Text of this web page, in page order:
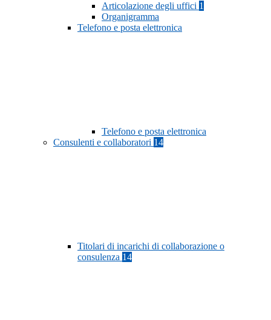
Articolazione degli uffici 1
Organigramma
Telefono e posta elettronica
Telefono e posta elettronica
Consulenti e collaboratori 14
Titolari di incarichi di collaborazione o
consulenza 14